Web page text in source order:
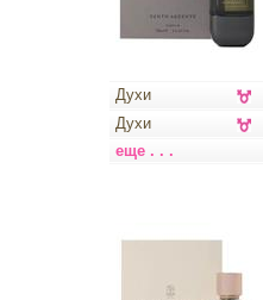
Духи
Духи
еще . . .